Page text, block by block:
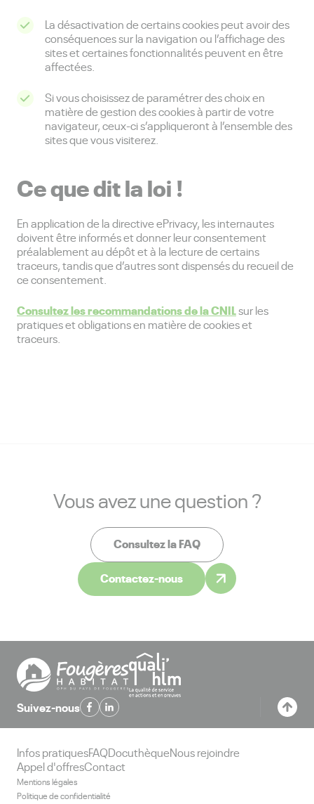
La désactivation de certains cookies peut avoir des
conséquences sur la navigation ou l’affichage des
sites et certaines fonctionnalités peuvent en être
affectées.
Si vous choisissez de paramétrer des choix en
matière de gestion des cookies à partir de votre
navigateur, ceux-ci s’appliqueront à l’ensemble des
sites que vous visiterez.
Ce que dit la loi !
En application de la directive ePrivacy, les internautes
doivent être informés et donner leur consentement
préalablement au dépôt et à la lecture de certains
traceurs, tandis que d’autres sont dispensés du recueil de
ce consentement.
Consultez les recommandations de la CNILsur les
pratiques et obligations en matière de cookies et
traceurs.
Vous avez une question ?
Consultez la FAQ
Contactez-nous
Suivez-nous
Infos pratiquesFAQDocuthèqueNous rejoindre
Appel d'offresContact
Mentions légales
Politique de confidentialité